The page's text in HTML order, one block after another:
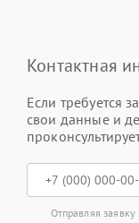
Контактная
Если требуется
свои данные и
Отправляя